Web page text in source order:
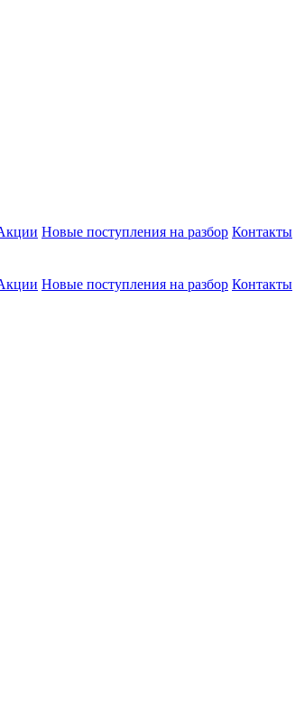
Новые поступления на разбор Контакты
Новые поступления на разбор Контакты